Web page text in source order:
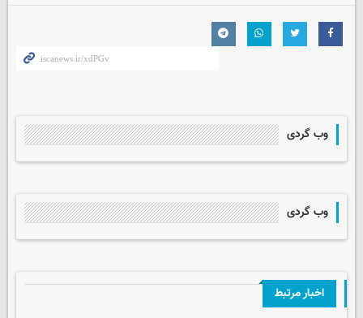
وب گردی
وب گردی
اخبار مرتبط